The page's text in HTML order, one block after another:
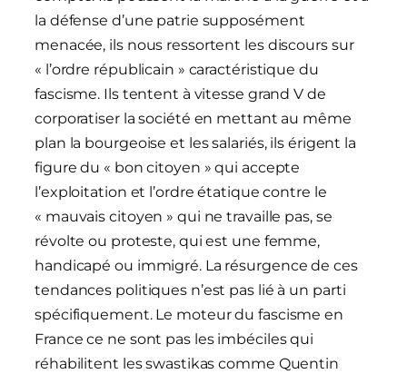
la défense d’une patrie supposément
menacée, ils nous ressortent les discours sur
« l’ordre républicain » caractéristique du
fascisme. Ils tentent à vitesse grand V de
corporatiser la société en mettant au même
plan la bourgeoise et les salariés, ils érigent la
figure du « bon citoyen » qui accepte
l’exploitation et l’ordre étatique contre le
« mauvais citoyen » qui ne travaille pas, se
révolte ou proteste, qui est une femme,
handicapé ou immigré. La résurgence de ces
tendances politiques n’est pas lié à un parti
spécifiquement. Le moteur du fascisme en
France ce ne sont pas les imbéciles qui
réhabilitent les swastikas comme Quentin